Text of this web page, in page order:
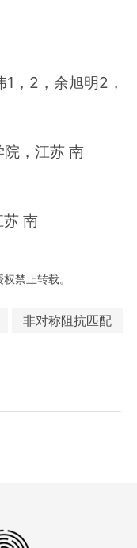
，2，余旭明2，
院，江苏 南
南
禁止转载。
非对称阻抗匹配